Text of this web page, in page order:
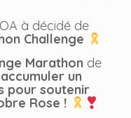
à décidé de
Challenge
Marathonde
accumuler un
pour soutenir
Rose !